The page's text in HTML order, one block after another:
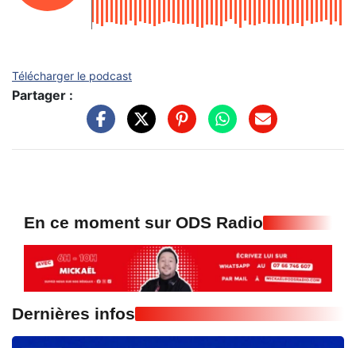
Télécharger le podcast
Partager :
En ce moment sur ODS Radio
Dernières infos